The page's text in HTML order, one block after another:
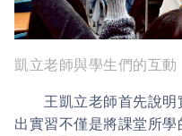
凱立老師與學生們的互動
王凱立老師首先說明
出實習不僅是將課堂所